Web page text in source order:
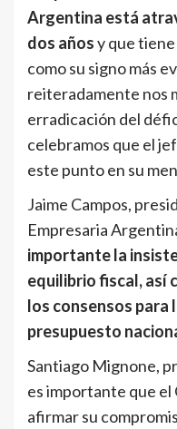
Argentina está
dos añosy que
como su signo más
reiteradamente nos
erradicación del
celebramos que el
este punto en su
Jaime Campos,
Empresaria
importante la
equilibrio fiscal, así
los consensos para
presupuesto
Santiago Mignone,
es importante que el
afirmar su